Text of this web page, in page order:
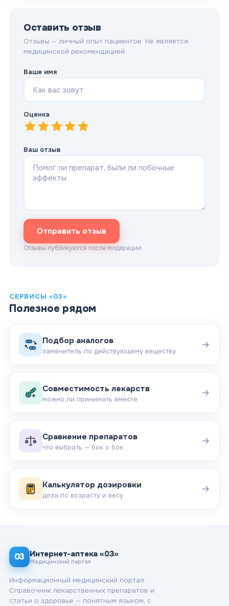
Оставить отзыв
Отзывы — личный опыт пациентов. Не является
медицинской рекомендацией.
Ваше имя
Оценка
4—
3—Нормально
2—Плохо
1—Очень плохо
Ваш отзыв
Отправить отзыв
Отзывы публикуются после модерации
СЕРВИСЫ «03»
Полезное рядом
Подбор аналогов
заменитель по действующему веществу
Совместимость лекарств
можно ли принимать вместе
Сравнение препаратов
что выбрать — бок о бок
Калькулятор дозировки
доза по возрасту и весу
03 Интернет-аптека «03»
Медицинский портал
Информационный медицинский портал.
Справочник лекарственных препаратов и
статьи о здоровье — понятным языком, с